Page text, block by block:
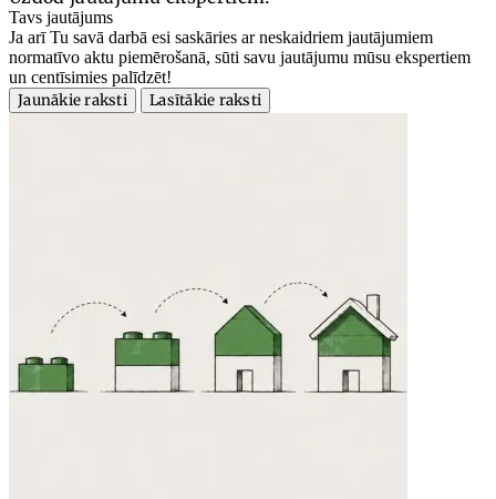
Tavs jautājums
Ja arī Tu savā darbā esi saskāries ar neskaidriem jautājumiem
normatīvo aktu piemērošanā, sūti savu jautājumu mūsu ekspertiem
un centīsimies palīdzēt!
Jaunākie raksti
Lasītākie raksti